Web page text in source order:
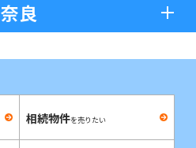
奈良
相続物件を売りたい